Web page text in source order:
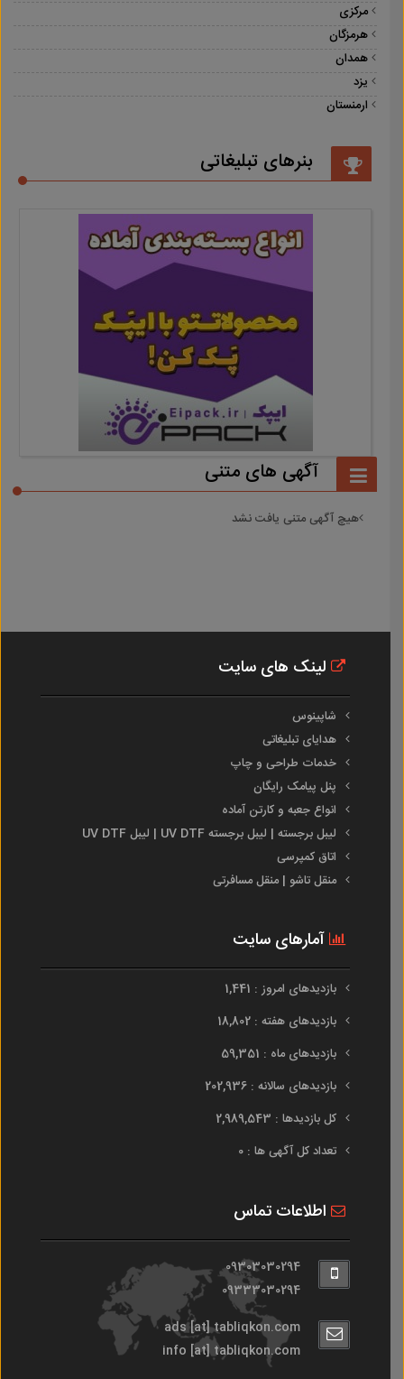
مرکزی
هرمزگان
همدان
یزد
ارمنستان
بنرهای تبلیغاتی
آگهی های متنی
هیچ آگهی متنی یافت نشد
لینک های سایت
شاپینوس
هدایای تبلیغاتی
خدمات طراحی و چاپ
پنل پیامک رایگان
انواع جعبه و کارتن آماده
لیبل برجسته | لیبل برجسته UV DTF | لیبل UV DTF
اتاق کمپرسی
منقل تاشو | منقل مسافرتی
آمارهای سایت
بازدیدهای امروز : 1,441
بازدیدهای هفته : 18,802
بازدیدهای ماه : 59,351
بازدیدهای سالانه : 202,936
کل بازدیدها : 2,989,543
تعداد کل آگهی ها : 0
اطلاعات تماس
09303030294
09333030294
ads [at] tabliqkon.com
info [at] tabliqkon.com